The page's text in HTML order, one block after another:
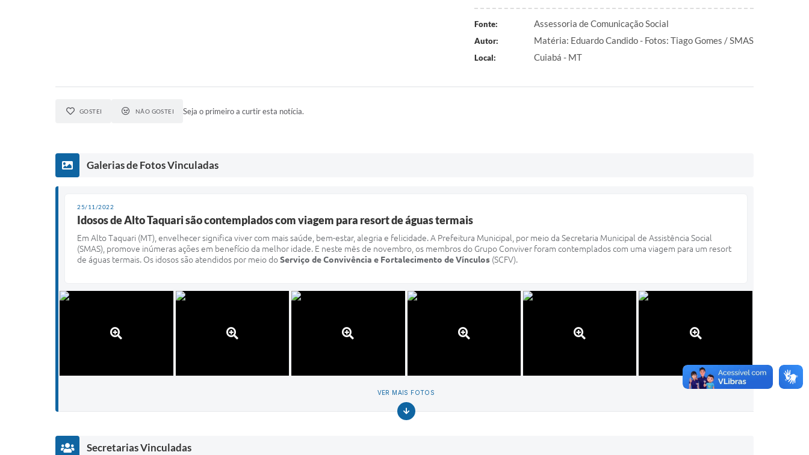
Fonte: Assessoria de Comunicação Social
Autor: Matéria: Eduardo Candido - Fotos: Tiago Gomes / SMAS
Local: Cuiabá - MT
GOSTEI NÃO GOSTEI Seja o primeiro a curtir esta notícia.
Galerias de Fotos Vinculadas
25/11/2022
Idosos de Alto Taquari são contemplados com viagem para resort de águas termais
Em Alto Taquari (MT), envelhecer significa viver com mais saúde, bem-estar, alegria e felicidade. A Prefeitura Municipal, por meio da Secretaria Municipal de Assistência Social
(SMAS), promove inúmeras ações em benefício da melhor idade. E neste mês de novembro, os membros do Grupo Conviver foram contemplados com uma viagem para um resort
de águas termais. Os idosos são atendidos por meio doServiço de Convivência e Fortalecimento de Vínculos (SCFV).
VER MAIS FOTOS
Secretarias Vinculadas